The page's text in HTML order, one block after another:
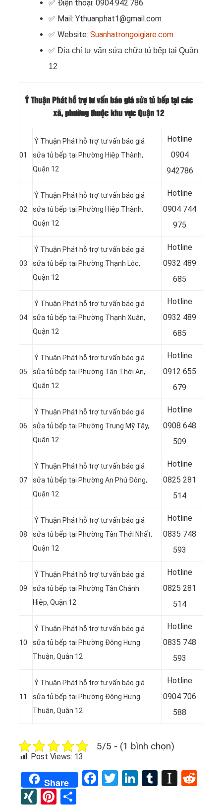
✅ Điện thoại: 0904.942.786
✅ Mail: Ythuanphat1@gmail.com
✅ Website: Suanhatrongoigiare.com
✅ Địa chỉ tư vấn sửa chữa tủ bếp tại Quận
12
Ý Thuận Phát hỗ trợ tư vấn báo giá sửa tủ bếp tại các
xã, phường thuộc khu vực Quận 12
01
Ý Thuận Phát hỗ trợ tư vấn báo giá
sửa tủ bếp tại Phường Hiệp Thành,
Quận 12
Hotline
0904
942786
02
Ý Thuận Phát hỗ trợ tư vấn báo giá
sửa tủ bếp tại Phường Hiệp Thành,
Quận 12
Hotline
0904 744
975
03
Ý Thuận Phát hỗ trợ tư vấn báo giá
sửa tủ bếp tại Phường Thạnh Lộc,
Quận 12
Hotline
0932 489
685
04
Ý Thuận Phát hỗ trợ tư vấn báo giá
sửa tủ bếp tại Phường Thạnh Xuân,
Quận 12
Hotline
0932 489
685
05
Ý Thuận Phát hỗ trợ tư vấn báo giá
sửa tủ bếp tại Phường Tân Thới An,
Quận 12
Hotline
0912 655
679
06
Ý Thuận Phát hỗ trợ tư vấn báo giá
sửa tủ bếp tại Phường Trung Mỹ Tây,
Quận 12
Hotline
0908 648
509
07
Ý Thuận Phát hỗ trợ tư vấn báo giá
sửa tủ bếp tại Phường An Phú Đông,
Quận 12
Hotline
0825 281
514
08
Ý Thuận Phát hỗ trợ tư vấn báo giá
sửa tủ bếp tại Phường Tân Thới Nhất,
Quận 12
Hotline
0835 748
593
09
Ý Thuận Phát hỗ trợ tư vấn báo giá
sửa tủ bếp tại Phường Tân Chánh
Hiệp, Quận 12
Hotline
0825 281
514
10
Ý Thuận Phát hỗ trợ tư vấn báo giá
sửa tủ bếp tại Phường Đông Hưng
Thuận, Quận 12
Hotline
0835 748
593
11
Ý Thuận Phát hỗ trợ tư vấn báo giá
sửa tủ bếp tại Phường Đông Hưng
Thuận, Quận 12
Hotline
0904 706
588
5/5 - (1 bình chọn)
Post Views: 13
Share Facebook
TwitterLinkedIn
Tumblr
XINGPinterest